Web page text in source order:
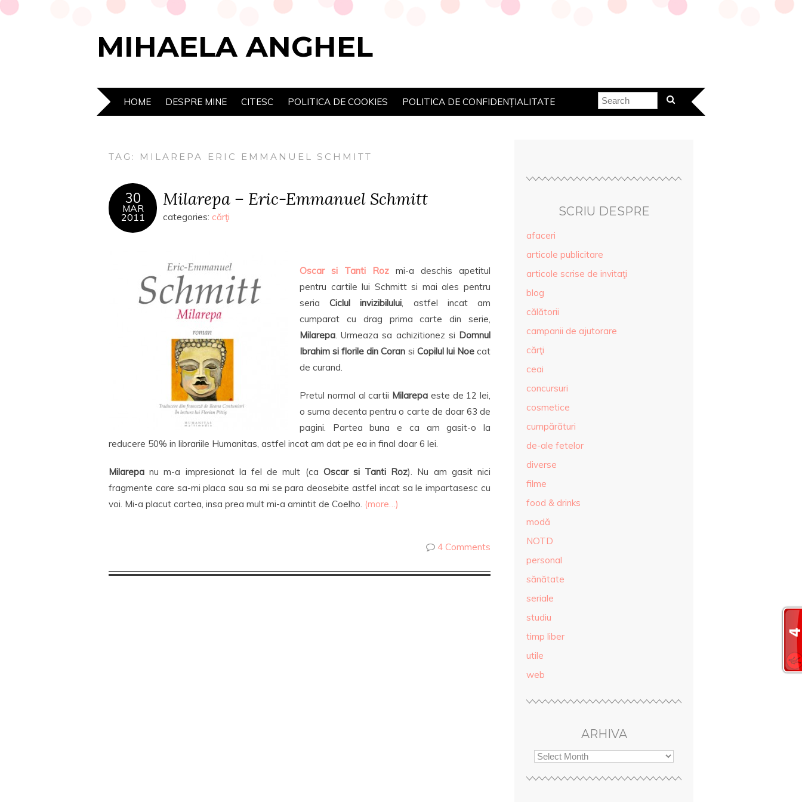
MIHAELA ANGHEL
HOME DESPRE MINE CITESC POLITICA DE COOKIES POLITICA DE CONFIDENȚIALITATE
TAG: MILAREPA ERIC EMMANUEL SCHMITT
30
MAR
2011
Milarepa – Eric-Emmanuel Schmitt
categories: cărţi
Oscar si Tanti Roz mi-a deschis apetitul
pentru cartile lui Schmitt si mai ales pentru
seriaCiclul invizibilului, astfel incat am
cumparat cu drag prima carte din serie,
Milarepa. Urmeaza sa achizitionez si Domnul
Ibrahim si florile din Coran si Copilul lui Noecat
de curand.
Pretul normal al cartii Milarepa este de 12 lei,
o suma decenta pentru o carte de doar 63 de
pagini. Partea buna e ca am gasit-o la
reducere 50% in librariile Humanitas, astfel incat am dat pe ea in final doar 6 lei.
Milarepa nu m-a impresionat la fel de mult (ca Oscar si Tanti Roz). Nu am gasit nici
fragmente care sa-mi placa sau sa mi se para deosebite astfel incat sa le impartasesc cu
voi. Mi-a placut cartea, insa prea mult mi-a amintit de Coelho. (more…)
4 Comments
SCRIU DESPRE
afaceri
articole publicitare
articole scrise de invitaţi
blog
călătorii
campanii de ajutorare
cărţi
ceai
concursuri
cosmetice
cumpărături
de-ale fetelor
diverse
filme
food & drinks
modă
NOTD
personal
sănătate
seriale
studiu
timp liber
utile
web
ARHIVA